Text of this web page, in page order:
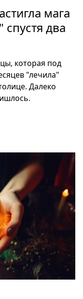
мага
два
которая под
"лечила"
Далеко